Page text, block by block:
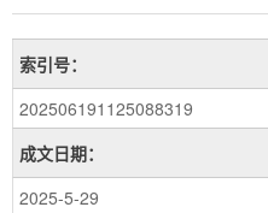
索引号：
202506191125088319
成文日期：
2025-5-29